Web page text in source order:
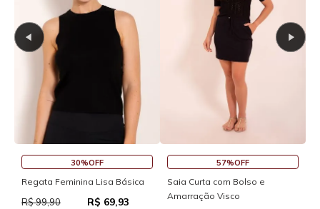
30%OFF
Regata Feminina Lisa Básica
R$ 99,90 R$ 69,93
57%OFF
Saia Curta com Bolso e
Amarração Visco